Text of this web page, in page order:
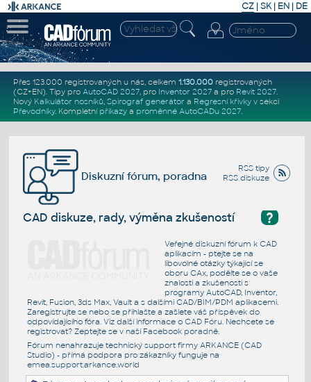
CZ | SK| EN | DE
Přes 123.000 registrovaných u nás, celkem 1.130.000registrovaných
(CZ+EN). Tipy pro AutoCAD 2027, pro Inventor 2027a pro Revit 2027.
Nový Kalkulátor nosníků, Spirograf generátor a Regresní křivkyv sekci
Převodníky. Kompletní příkazya proměnné AutoCADu 2027.
RSS tipy
RSS diskuze
Diskuzní fórum, poradna
?
CAD diskuze, rady, výměna zkušeností
Veřejné diskuzní fórum k CAD
aplikacím - ptejte se na
libovolné otázky týkající se
oboru CAx, podělte se o vaše
znalosti a zkušenosti s
programy AutoCAD, Inventor,
Revit, Fusion, 3ds Max, Vault a s dalšími CAD/BIM/PDM aplikacemi.
Zaregistrujte se nebo se přihlašte a zašlete váš příspěvek do
odpovídajícího fóra. Viz další informace o CAD Fóru. Nechcete se
registrovat? Zeptejte se v naší Facebook poradně.
Fórum nenahrazuje technický support firmy ARKANCE (CAD
Studio) - přímá podpora pro zákazníky funguje na
emea.support.arkance.world